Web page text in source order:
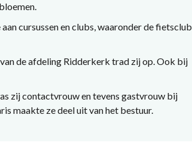
cursussen en clubs, waaronder de fietsclub
de afdeling Ridderkerk trad zij op. Ook bij
zij contactvrouw en tevens gastvrouw bij
maakte ze deel uit van het bestuur.